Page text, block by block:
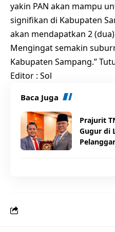
yakin PAN akan mampu
signifikan di Kabupaten
akan mendapatkan 2
Mengingat semakin
Kabupaten Sampang.”
Editor : Sol
Baca Juga
Prajurit
Gugur di